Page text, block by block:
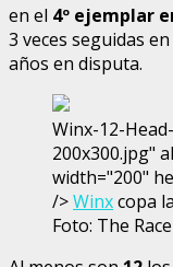
en el 4º ejemplar
3 veces seguidas
años en disputa.
Winx-12-Head-
200x300.jpg"
width="200"
/>Winxcopa
Foto: The